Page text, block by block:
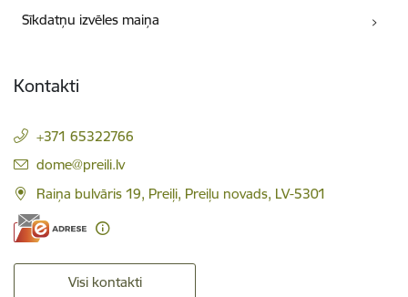
Sīkdatņu izvēles maiņa
Kontakti
+371 65322766
E-pasts:
dome@preili.lv
Raiņa bulvāris 19, Preiļi, Preiļu novads, LV-5301
Visi kontakti